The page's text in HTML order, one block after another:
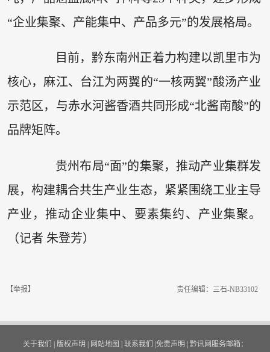
“企业集聚、产能集中、产品多元”的发展格局。
目前，黔东南州正着力构建以凯里市为
核心，麻江、台江为两翼的“一核两翼”酸汤产业
示范区，与赤水河酱香酒共同形成“北酱南酸”的
品牌矩阵。
贵州布局“面”的集聚，推动产业集群发
展，构建耦合共生产业生态，紧紧围绕工业主导
产业，推动企业集中、要素集约、产业集聚。
（记者 朱登芳）
【举报】 责任编辑：三石-NB33102
关于我们 | 版权声明 | 网站地图 | 联系我们 |免责声明 | 黔讯网服务邮箱：